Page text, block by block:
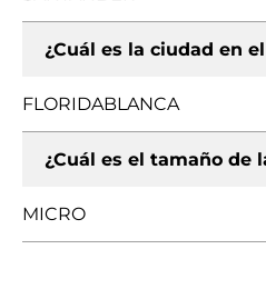
¿Cuál es la ciudad en
FLORIDABLANCA
¿Cuál es el tamaño de
MICRO